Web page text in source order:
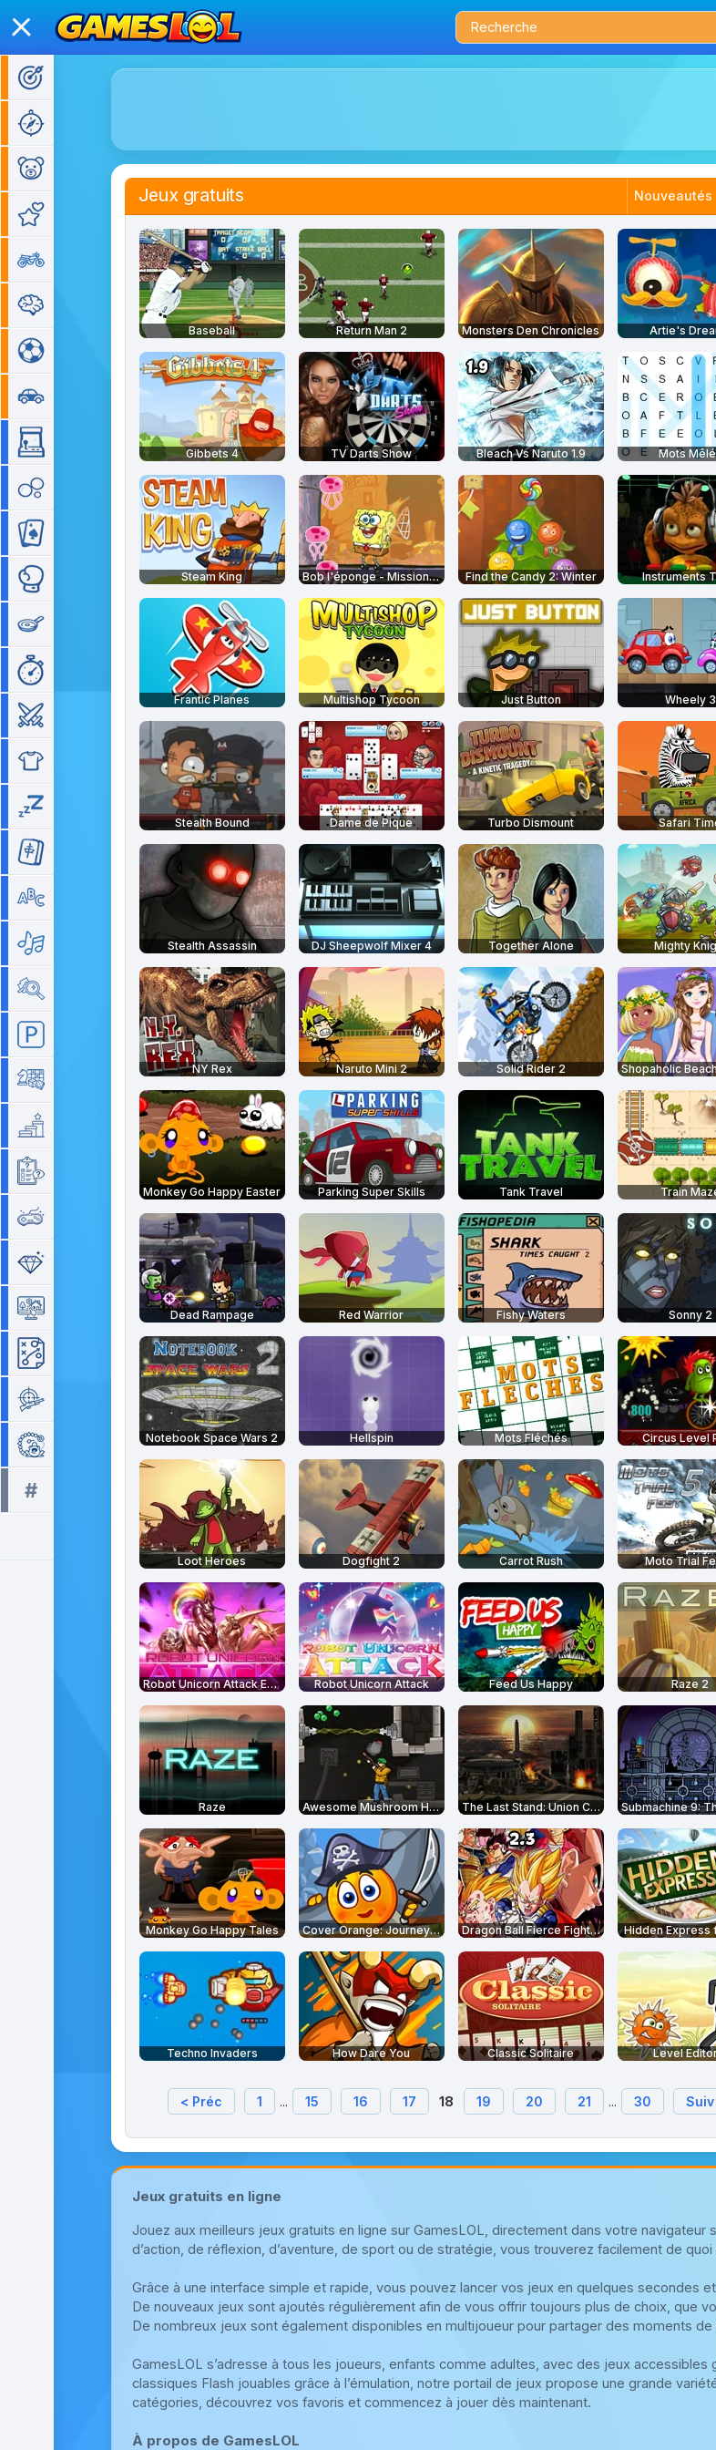
Jeux d'action
Jeux pour enfants
Jeux de fille
Jeux de moto
Jeux de réflexion
Jeux de sport
Objets cachés
#
Jeux gratuits Nouveautés
Plus joués
Tendances
Mieux notés
Baseball Return Man 2 Monsters Den Chronicles Artie's
Gibbets 4 TV Darts Show Bleach Vs Naruto 1.9 Mots
Steam King Bob l'éponge - Mission pêche à la méduse Find the Candy 2: Winter Instruments
Frantic Planes Multishop Tycoon Just Button Wheely 3
Stealth Bound Dame de Pique Turbo Dismount Safari
Stealth Assassin DJ Sheepwolf Mixer 4 Together Alone Mighty
NY Rex Naruto Mini 2 Solid Rider 2
Monkey Go Happy Easter Parking Super Skills Tank Travel Train
Dead Rampage Red Warrior Fishy Waters Sonny 2
Notebook Space Wars 2 Hellspin Mots Fléchés Circus Level
Loot Heroes Dogfight 2 Carrot Rush Moto Trial
Robot Unicorn Attack Evolution Robot Unicorn Attack Feed Us Happy Raze 2
Raze Awesome Mushroom Hunter The Last Stand: Union City
Monkey Go Happy Tales Cover Orange: Journey Pirates Dragon Ball Fierce Fighting 2.3 Hidden Express
Techno Invaders How Dare You Classic Solitaire Level
< Préc 1 ... 15 16 17 18 19 20 21 ... 30 Suiv
Jeux gratuits en ligne
Jouez aux meilleurs jeux gratuits en ligne sur GamesLOL, directement dans votre
d’action, de réflexion, d’aventure, de sport ou de stratégie, vous trouverez facilement de
Grâce à une interface simple et rapide, vous pouvez lancer vos jeux en quelques secondes
De nouveaux jeux sont ajoutés régulièrement afin de vous offrir toujours plus de choix, que
De nombreux jeux sont également disponibles en multijoueur pour partager des moments de
GamesLOL s’adresse à tous les joueurs, enfants comme adultes, avec des jeux
classiques Flash jouables grâce à l’émulation, notre portail de jeux propose une grande
catégories, découvrez vos favoris et commencez à jouer dès maintenant.
À propos de GamesLOL